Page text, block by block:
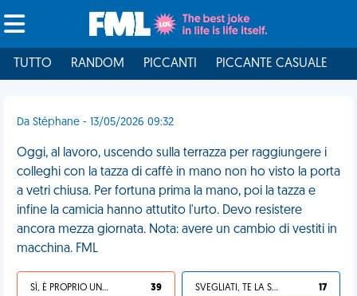
TUTTO RANDOM PICCANTI PICCANTE CASUALE
Da Stéphane - 13/05/2026 09:32
Oggi, al lavoro, uscendo sulla terrazza per raggiungere i
colleghi con la tazza di caffè in mano non ho visto la porta
a vetri chiusa. Per fortuna prima la mano, poi la tazza e
infine la camicia hanno attutito l'urto. Devo resistere
ancora mezza giornata. Nota: avere un cambio di vestiti in
macchina. FML
SÌ, È PROPRIO UNA VDM! 39 SVEGLIATI, TE LA SEI CERCATA! 17